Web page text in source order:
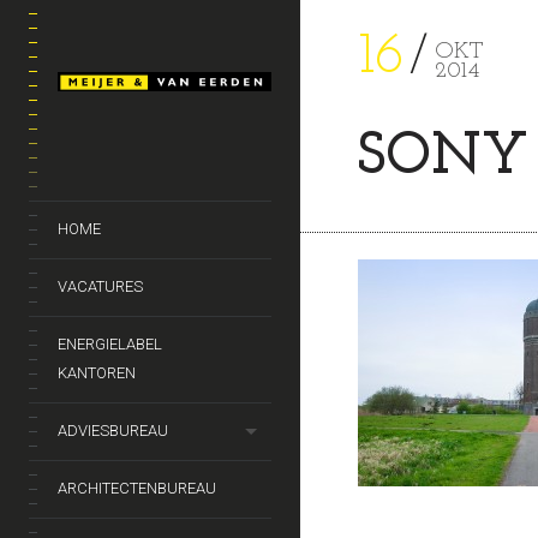
HOME
VACATURES
ENERGIELABEL
KANTOREN
ADVIESBUREAU
ARCHITECTENBUREAU
16
OKT
2014
SONY